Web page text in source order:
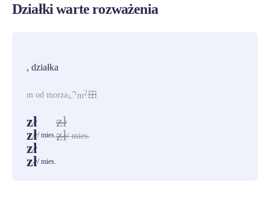
Działki warte rozważenia
, działka
m od morza m2
zł
zł/ mies.
zł
zł/ mies.
zł
zł/ mies.